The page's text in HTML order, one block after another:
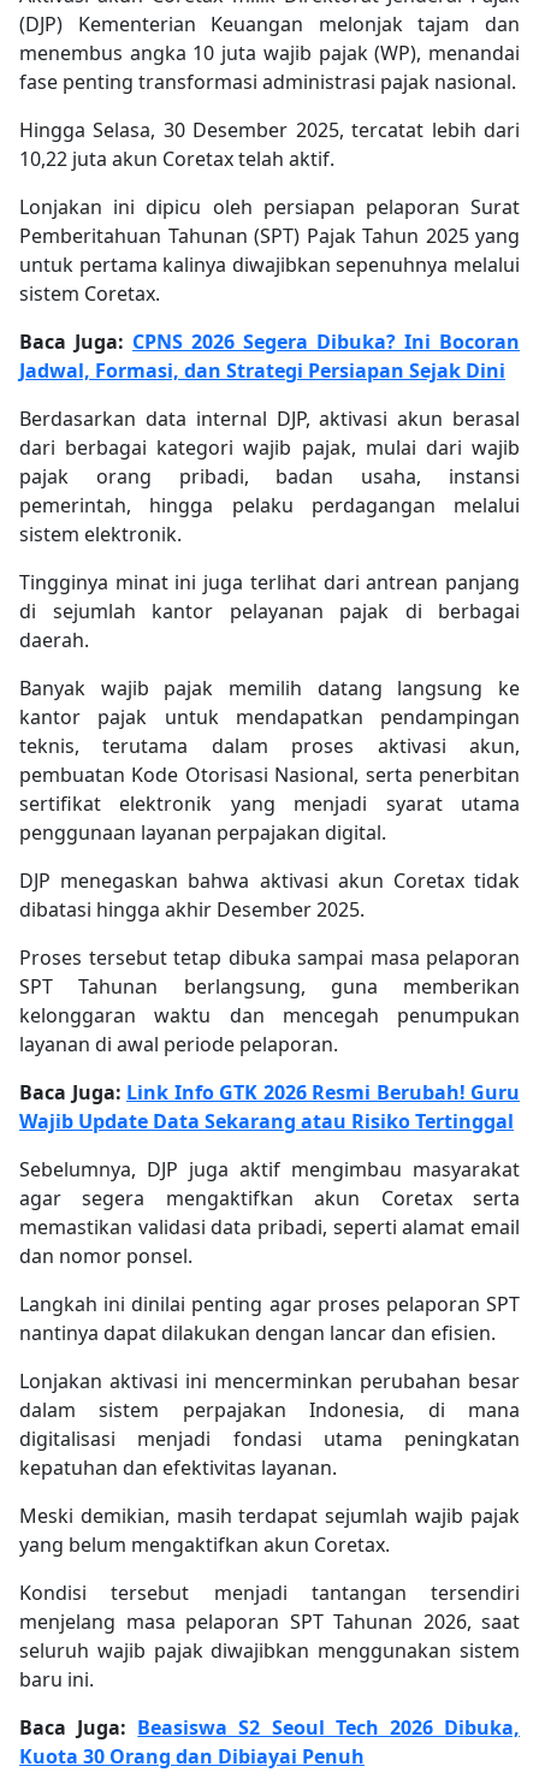
(DJP) Kementerian Keuangan melonjak tajam dan
menembus angka 10 juta wajib pajak (WP), menandai
fase penting transformasi administrasi pajak nasional.
Hingga Selasa, 30 Desember 2025, tercatat lebih dari
10,22 juta akun Coretax telah aktif.
Lonjakan ini dipicu oleh persiapan pelaporan Surat
Pemberitahuan Tahunan (SPT) Pajak Tahun 2025 yang
untuk pertama kalinya diwajibkan sepenuhnya melalui
sistem Coretax.
Baca Juga: CPNS 2026 Segera Dibuka? Ini Bocoran
Jadwal, Formasi, dan Strategi Persiapan Sejak Dini
Berdasarkan data internal DJP, aktivasi akun berasal
dari berbagai kategori wajib pajak, mulai dari wajib
pajak orang pribadi, badan usaha, instansi
pemerintah, hingga pelaku perdagangan melalui
sistem elektronik.
Tingginya minat ini juga terlihat dari antrean panjang
di sejumlah kantor pelayanan pajak di berbagai
daerah.
Banyak wajib pajak memilih datang langsung ke
kantor pajak untuk mendapatkan pendampingan
teknis, terutama dalam proses aktivasi akun,
pembuatan Kode Otorisasi Nasional, serta penerbitan
sertifikat elektronik yang menjadi syarat utama
penggunaan layanan perpajakan digital.
DJP menegaskan bahwa aktivasi akun Coretax tidak
dibatasi hingga akhir Desember 2025.
Proses tersebut tetap dibuka sampai masa pelaporan
SPT Tahunan berlangsung, guna memberikan
kelonggaran waktu dan mencegah penumpukan
layanan di awal periode pelaporan.
Baca Juga: Link Info GTK 2026 Resmi Berubah! Guru
Wajib Update Data Sekarang atau Risiko Tertinggal
Sebelumnya, DJP juga aktif mengimbau masyarakat
agar segera mengaktifkan akun Coretax serta
memastikan validasi data pribadi, seperti alamat email
dan nomor ponsel.
Langkah ini dinilai penting agar proses pelaporan SPT
nantinya dapat dilakukan dengan lancar dan efisien.
Lonjakan aktivasi ini mencerminkan perubahan besar
dalam sistem perpajakan Indonesia, di mana
digitalisasi menjadi fondasi utama peningkatan
kepatuhan dan efektivitas layanan.
Meski demikian, masih terdapat sejumlah wajib pajak
yang belum mengaktifkan akun Coretax.
Kondisi tersebut menjadi tantangan tersendiri
menjelang masa pelaporan SPT Tahunan 2026, saat
seluruh wajib pajak diwajibkan menggunakan sistem
baru ini.
Baca Juga: Beasiswa S2 Seoul Tech 2026 Dibuka,
Kuota 30 Orang dan Dibiayai Penuh